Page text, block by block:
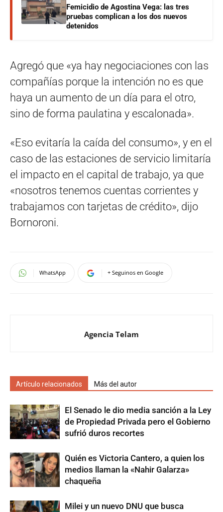
Femicidio de Agostina Vega: las tres
pruebas complican a los dos nuevos
detenidos
Agregó que «ya hay negociaciones con las
compañías porque la intención no es que
haya un aumento de un día para el otro,
sino de forma paulatina y escalonada».
«Eso evitaría la caída del consumo», y en el
caso de las estaciones de servicio limitaría
el impacto en el capital de trabajo, ya que
«nosotros tenemos cuentas corrientes y
trabajamos con tarjetas de crédito», dijo
Bornoroni.
WhatsApp + Seguinos en Google
Agencia Telam
Artículo relacionados Más del autor
El Senado le dio media sanción a la Ley
de Propiedad Privada pero el Gobierno
sufrió duros recortes
Quién es Victoria Cantero, a quien los
medios llaman la «Nahir Galarza»
chaqueña
Milei y un nuevo DNU que busca